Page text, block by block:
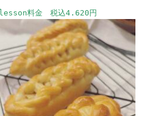
lesson料金 税込4.620円